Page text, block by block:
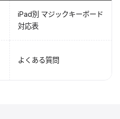
iPad別 マジックキーボード
対応表
よくある質問